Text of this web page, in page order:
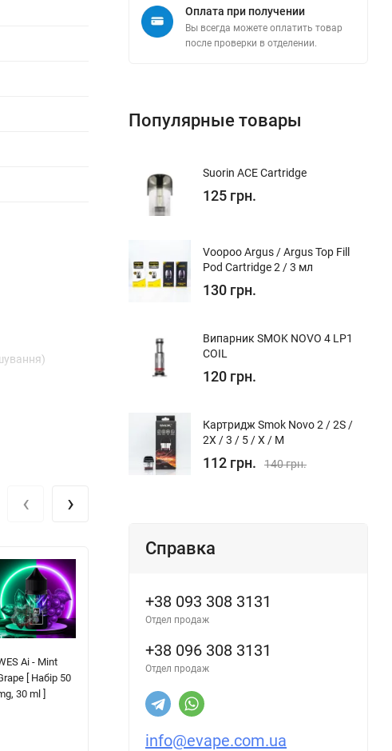
Ai - Mint
[ Набір 50
30 ml ]
Salt - Tropical [
Набір 50 / 65
mg, 30 ml ]
‹ ›
Оплата при получении
Вы всегда можете оплатить товар
после проверки в отделении.
Популярные товары
Suorin ACE Cartridge
125 грн.
Voopoo Argus / Argus Top Fill
Pod Cartridge 2 / 3 мл
130 грн.
Випарник SMOK NOVO 4 LP1
COIL
120 грн.
Картридж Smok Novo 2 / 2S /
2X / 3 / 5 / Х / M
112 грн. 140 грн.
Справка
+38 093 308 3131
Отдел продаж
+38 096 308 3131
Отдел продаж
info@evape.com.ua